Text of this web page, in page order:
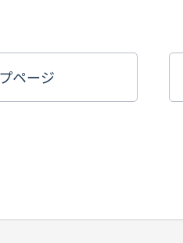
ページ